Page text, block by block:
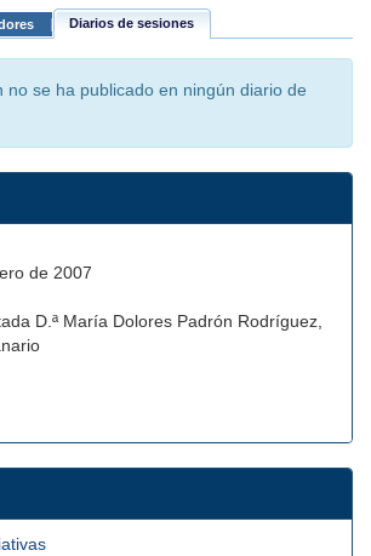
Diarios de sesiones
no se ha publicado en ningún diario de
de 2007
D.ª María Dolores Padrón Rodríguez,